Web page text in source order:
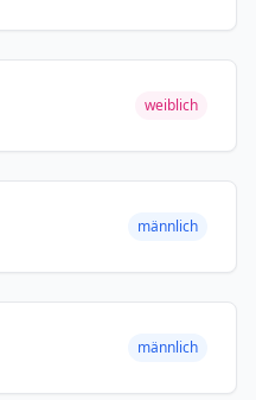
weiblich
männlich
männlich